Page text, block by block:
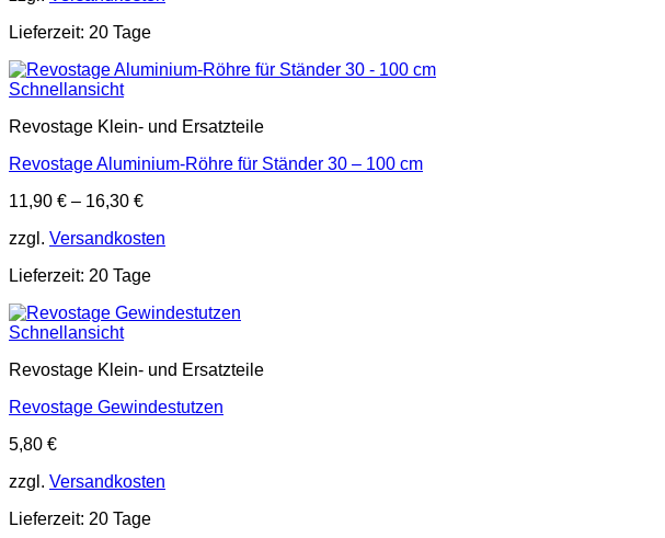
Lieferzeit: 20 Tage
Schnellansicht
Revostage Klein- und Ersatzteile
Revostage Aluminium-Röhre für Ständer 30 – 100 cm
11,90 € – 16,30 €
zzgl. Versandkosten
Lieferzeit: 20 Tage
Schnellansicht
Revostage Klein- und Ersatzteile
Revostage Gewindestutzen
5,80 €
zzgl. Versandkosten
Lieferzeit: 20 Tage